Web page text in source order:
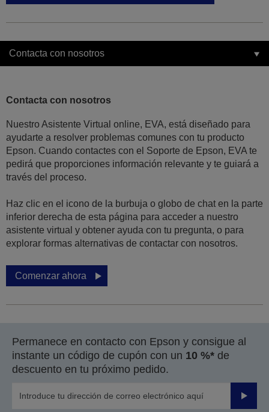
Contacta con nosotros
Contacta con nosotros
Nuestro Asistente Virtual online, EVA, está diseñado para
ayudarte a resolver problemas comunes con tu producto
Epson. Cuando contactes con el Soporte de Epson, EVA te
pedirá que proporciones información relevante y te guiará a
través del proceso.
Haz clic en el icono de la burbuja o globo de chat en la parte
inferior derecha de esta página para acceder a nuestro
asistente virtual y obtener ayuda con tu pregunta, o para
explorar formas alternativas de contactar con nosotros.
Comenzar ahora
Permanece en contacto con Epson y consigue al
instante un código de cupón con un 10 %* de
descuento en tu próximo pedido.
Enviar